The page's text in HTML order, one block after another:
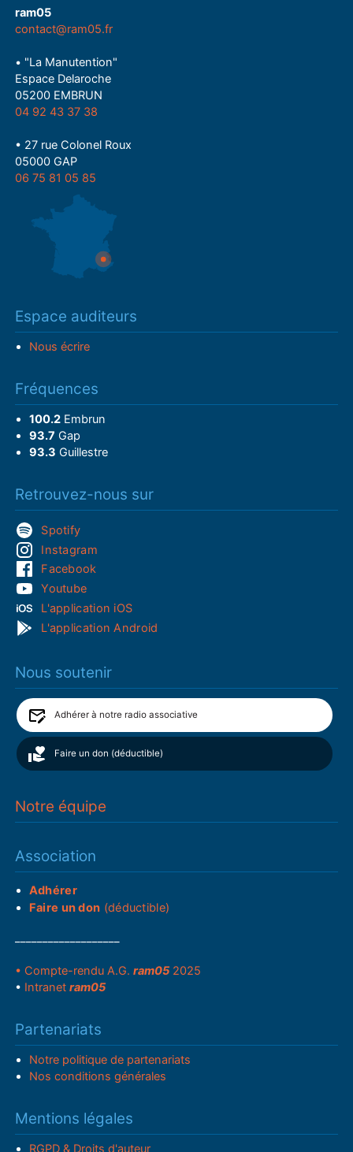
ram05
contact@ram05.fr
• "La Manutention"
Espace Delaroche
05200 EMBRUN
04 92 43 37 38
• 27 rue Colonel Roux
05000 GAP
06 75 81 05 85
Espace auditeurs
Nous écrire
Fréquences
100.2Embrun
93.7 Gap
93.3 Guillestre
Retrouvez-nous sur
Spotify
Instagram
Facebook
Youtube
L'application iOS
L'application Android
Nous soutenir
Adhérer à notre radio associative
Faire un don (déductible)
Notre équipe
Association
Adhérer
Faire un don (déductible)
• Compte-rendu A.G.ram05 2025
• Intranetram05
Partenariats
Notre politique de partenariats
Nos conditions générales
Mentions légales
RGPD & Droits d'auteur